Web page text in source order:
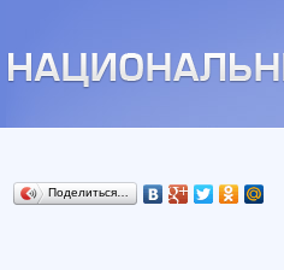
Поделиться…